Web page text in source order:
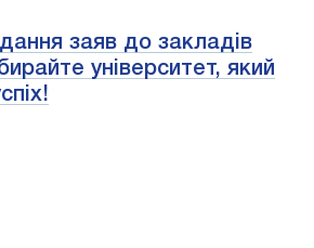
заяв до закладів
університет, який